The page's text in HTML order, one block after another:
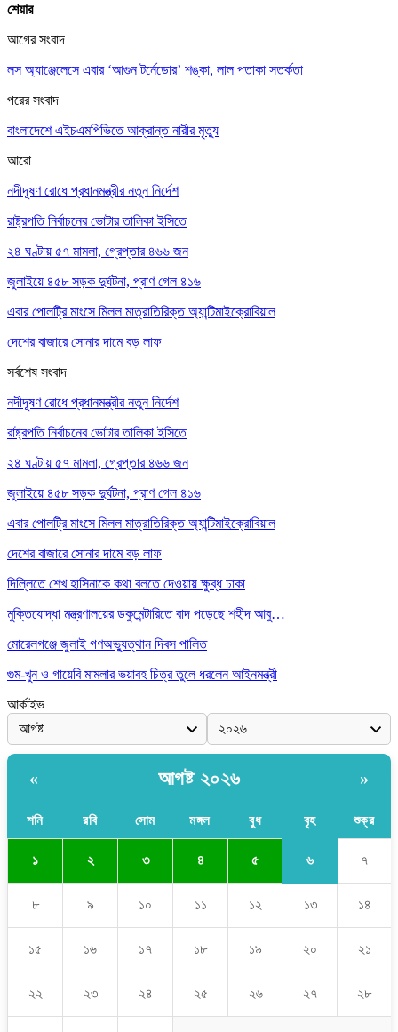
শেয়ার
আগের সংবাদ
লস অ্যাঞ্জেলেসে এবার ‘আগুন টর্নেডোর’ শঙ্কা, লাল পতাকা সতর্কতা
পরের সংবাদ
বাংলাদেশে এইচএমপিভিতে আক্রান্ত নারীর মৃত্যু
আরো
নদীদূষণ রোধে প্রধানমন্ত্রীর নতুন নির্দেশ
রাষ্ট্রপতি নির্বাচনের ভোটার তালিকা ইসিতে
২৪ ঘণ্টায় ৫৭ মামলা, গ্রেপ্তার ৪৬৬ জন
জুলাইয়ে ৪৫৮ সড়ক দুর্ঘটনা, প্রাণ গেল ৪১৬
এবার পোলট্রি মাংসে মিলল মাত্রাতিরিক্ত অ্যান্টিমাইক্রোবিয়াল
দেশের বাজারে সোনার দামে বড় লাফ
সর্বশেষ সংবাদ
নদীদূষণ রোধে প্রধানমন্ত্রীর নতুন নির্দেশ
রাষ্ট্রপতি নির্বাচনের ভোটার তালিকা ইসিতে
২৪ ঘণ্টায় ৫৭ মামলা, গ্রেপ্তার ৪৬৬ জন
জুলাইয়ে ৪৫৮ সড়ক দুর্ঘটনা, প্রাণ গেল ৪১৬
এবার পোলট্রি মাংসে মিলল মাত্রাতিরিক্ত অ্যান্টিমাইক্রোবিয়াল
দেশের বাজারে সোনার দামে বড় লাফ
দিল্লিতে শেখ হাসিনাকে কথা বলতে দেওয়ায় ক্ষুব্ধ ঢাকা
মুক্তিযোদ্ধা মন্ত্রণালয়ের ডকুমেন্টারিতে বাদ পড়েছে শহীদ আবু…
মোরেলগঞ্জে জুলাই গণঅভ্যুত্থান দিবস পালিত
গুম-খুন ও গায়েবি মামলার ভয়াবহ চিত্র তুলে ধরলেন আইনমন্ত্রী
আর্কাইভ
« আগষ্ট ২০২৬ »
শনি রবি সোম মঙ্গল বুধ বৃহ শুক্র
১ ২ ৩ ৪ ৫ ৬ ৭
৮ ৯ ১০ ১১ ১২ ১৩ ১৪
১৫ ১৬ ১৭ ১৮ ১৯ ২০ ২১
২২ ২৩ ২৪ ২৫ ২৬ ২৭ ২৮